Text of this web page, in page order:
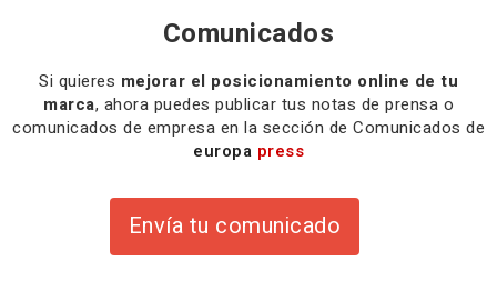
Comunicados
Si quieres mejorar el posicionamiento online de tu
marca, ahora puedes publicar tus notas de prensa o
comunicados de empresa en la sección de Comunicados de
europa press
Envía tu comunicado